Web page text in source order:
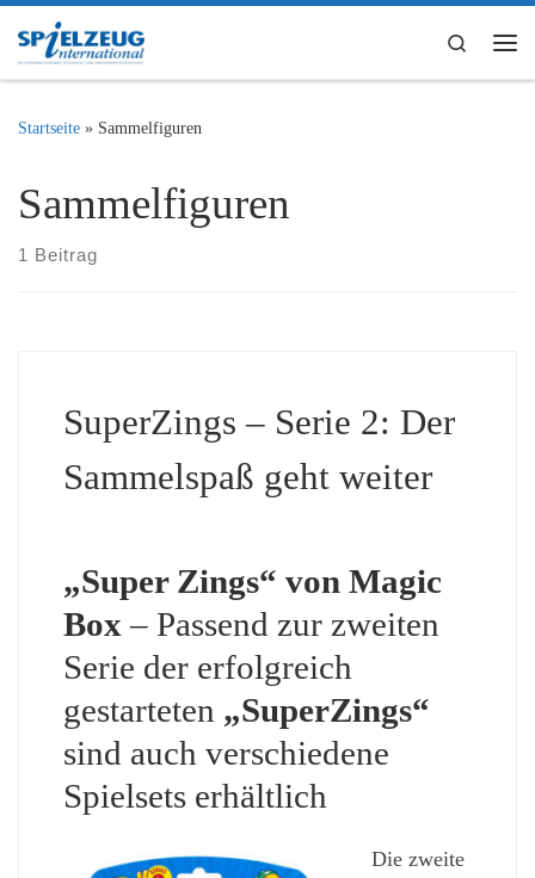
Zum Inhalt springen
Search
Startseite » Sammelfiguren
Sammelfiguren
1 Beitrag
SuperZings – Serie 2: Der
Sammelspaß geht weiter
„Super Zings“ von Magic
Box– Passend zur zweiten
Serie der erfolgreich
gestarteten „SuperZings“
sind auch verschiedene
Spielsets erhältlich
Die zweite